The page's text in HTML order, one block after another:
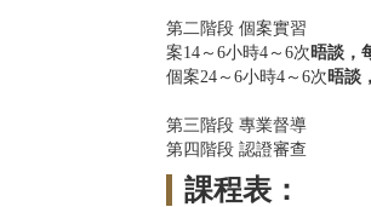
第二階段 個案實習
案14～6小時4～6次晤談，
個案24～6小時4～6次晤談
第三階段 專業督導
第四階段 認證審查
課程表：